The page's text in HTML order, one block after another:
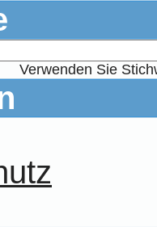
Verwenden Sie